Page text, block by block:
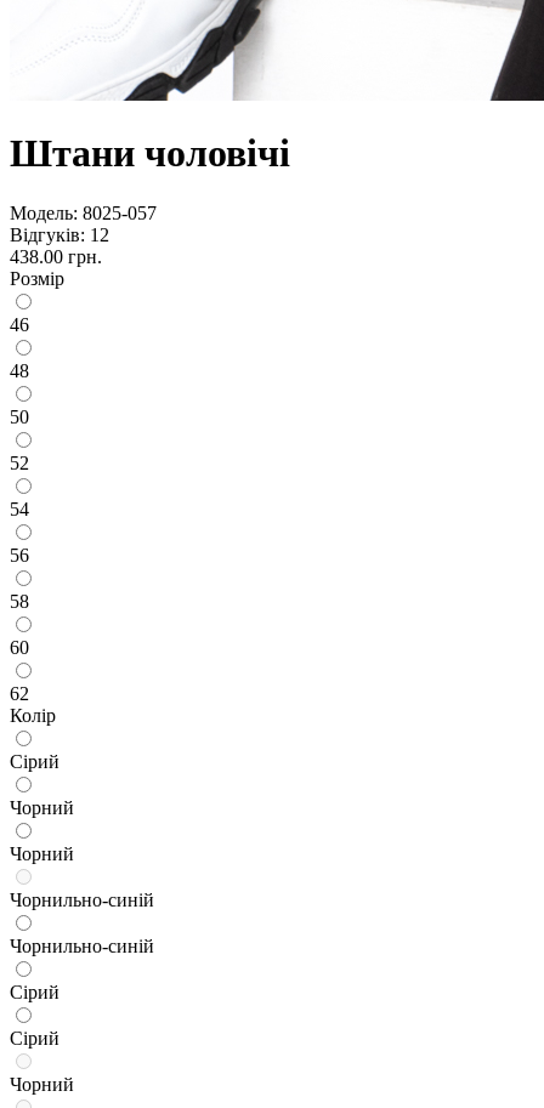
Штани чоловічі
Модель: 8025-057
Відгуків: 12
438.00 грн.
Розмір
46
48
50
52
54
56
58
60
62
Колір
Сірий
Чорний
Чорний
Чорнильно-синій
Чорнильно-синій
Сірий
Сірий
Чорний